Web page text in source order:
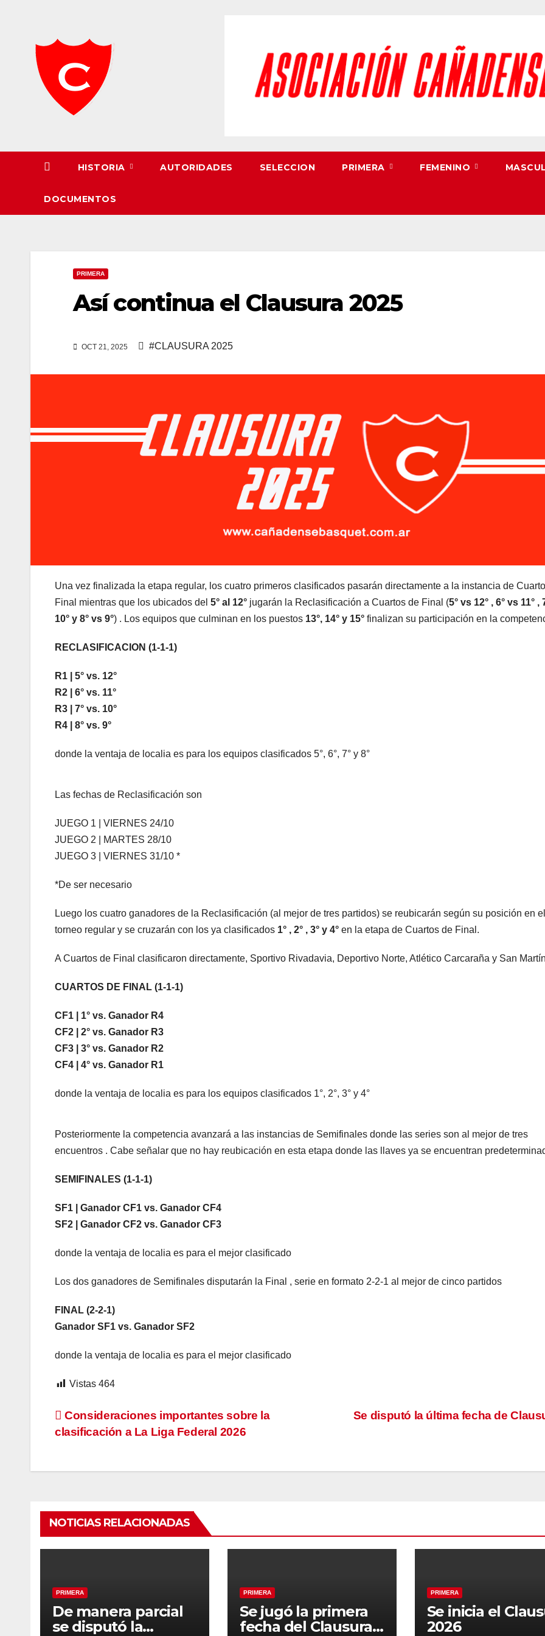
HISTORIA AUTORIDADES SELECCION PRIMERA FEMENINO
DOCUMENTOS
PRIMERA
Así continua el Clausura 2025
OCT 21, 2025 #CLAUSURA 2025
Una vez finalizada la etapa regular, los cuatro primeros clasificados pasarán directamente a la instancia de
Final mientras que los ubicados del 5° al 12° jugarán la Reclasificación a Cuartos de Final (5° vs 12° , 6° vs 11° ,
10° y 8° vs 9°) . Los equipos que culminan en los puestos 13°, 14° y 15° finalizan su participación en la
RECLASIFICACION (1-1-1)
R1 | 5° vs. 12°
R2 | 6° vs. 11°
R3 | 7° vs. 10°
R4 | 8° vs. 9°
donde la ventaja de localia es para los equipos clasificados 5°, 6°, 7° y 8°
Las fechas de Reclasificación son
JUEGO 1 | VIERNES 24/10
JUEGO 2 | MARTES 28/10
JUEGO 3 | VIERNES 31/10 *
*De ser necesario
Luego los cuatro ganadores de la Reclasificación (al mejor de tres partidos) se reubicarán según su posición en el
torneo regular y se cruzarán con los ya clasificados 1° , 2° , 3° y 4° en la etapa de Cuartos de Final.
A Cuartos de Final clasificaron directamente, Sportivo Rivadavia, Deportivo Norte, Atlético Carcaraña y San
CUARTOS DE FINAL (1-1-1)
CF1 | 1° vs. Ganador R4
CF2 | 2° vs. Ganador R3
CF3 | 3° vs. Ganador R2
CF4 | 4° vs. Ganador R1
donde la ventaja de localia es para los equipos clasificados 1°, 2°, 3° y 4°
Posteriormente la competencia avanzará a las instancias de Semifinales donde las series son al mejor de tres
encuentros . Cabe señalar que no hay reubicación en esta etapa donde las llaves ya se encuentran
SEMIFINALES (1-1-1)
SF1 | Ganador CF1 vs. Ganador CF4
SF2 | Ganador CF2 vs. Ganador CF3
donde la ventaja de localia es para el mejor clasificado
Los dos ganadores de Semifinales disputarán la Final , serie en formato 2-2-1 al mejor de cinco partidos
FINAL (2-2-1)
Ganador SF1 vs. Ganador SF2
donde la ventaja de localia es para el mejor clasificado
Vistas 464
Navegación
entradas
Se disputó la última fecha de
Consideraciones importantes sobre la
clasificación a La Liga Federal 2026
NOTICIAS RELACIONADAS
PRIMERA
De manera parcial
se disputó la
PRIMERA
Se jugó la primera
fecha del Clausura
PRIMERA
Se inicia el
2026